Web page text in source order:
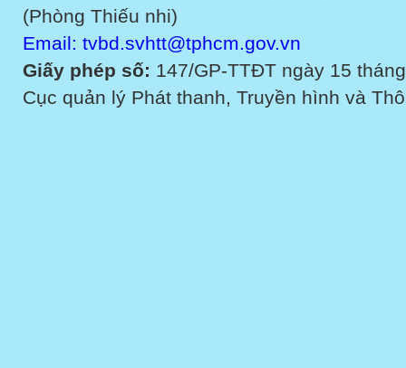
(Phòng Thiếu nhi)
Email: tvbd.svhtt@tphcm.gov.vn
Giấy phép số: 147/GP-TTĐT ngày 15
Cục quản lý Phát thanh, Truyền hình và